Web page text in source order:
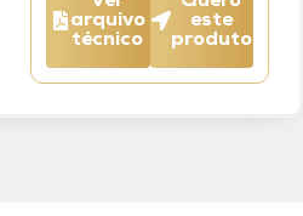
arquivo
técnico
este
produto